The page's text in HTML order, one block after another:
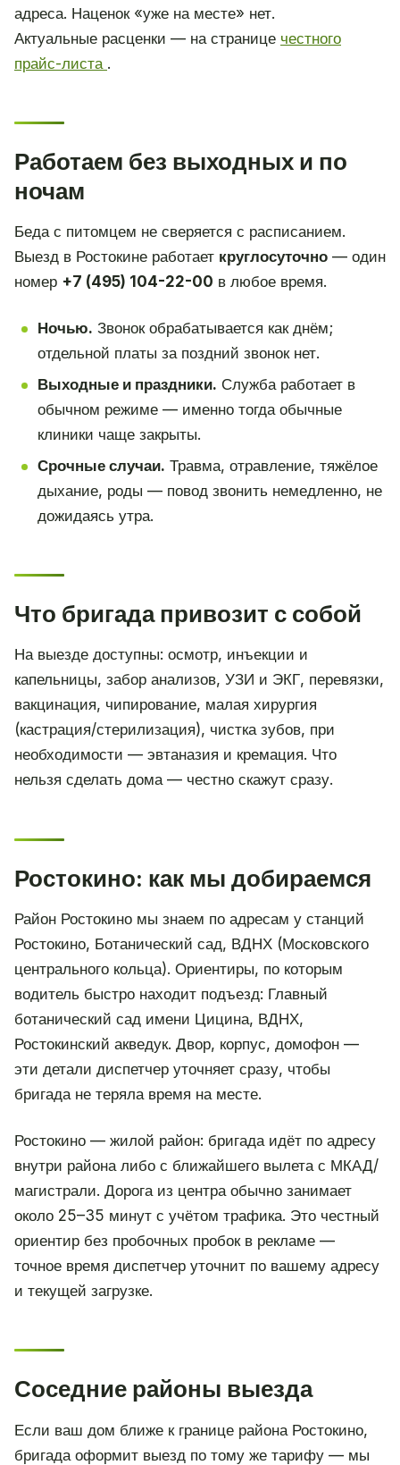
адреса. Наценок «уже на месте» нет.
Актуальные расценки — на странице честного
прайс-листа .
Работаем без выходных и по
ночам
Беда с питомцем не сверяется с расписанием.
Выезд в Ростокине работает круглосуточно — один
номер +7 (495) 104-22-00 в любое время.
Ночью. Звонок обрабатывается как днём;
отдельной платы за поздний звонок нет.
Выходные и праздники. Служба работает в
обычном режиме — именно тогда обычные
клиники чаще закрыты.
Срочные случаи. Травма, отравление, тяжёлое
дыхание, роды — повод звонить немедленно, не
дожидаясь утра.
Что бригада привозит с собой
На выезде доступны: осмотр, инъекции и
капельницы, забор анализов, УЗИ и ЭКГ, перевязки,
вакцинация, чипирование, малая хирургия
(кастрация/стерилизация), чистка зубов, при
необходимости — эвтаназия и кремация. Что
нельзя сделать дома — честно скажут сразу.
Ростокино: как мы добираемся
Район Ростокино мы знаем по адресам у станций
Ростокино, Ботанический сад, ВДНХ (Московского
центрального кольца). Ориентиры, по которым
водитель быстро находит подъезд: Главный
ботанический сад имени Цицина, ВДНХ,
Ростокинский акведук. Двор, корпус, домофон —
эти детали диспетчер уточняет сразу, чтобы
бригада не теряла время на месте.
Ростокино — жилой район: бригада идёт по адресу
внутри района либо с ближайшего вылета с МКАД/
магистрали. Дорога из центра обычно занимает
около 25–35 минут с учётом трафика. Это честный
ориентир без пробочных пробок в рекламе —
точное время диспетчер уточнит по вашему адресу
и текущей загрузке.
Соседние районы выезда
Если ваш дом ближе к границе района Ростокино,
бригада оформит выезд по тому же тарифу — мы